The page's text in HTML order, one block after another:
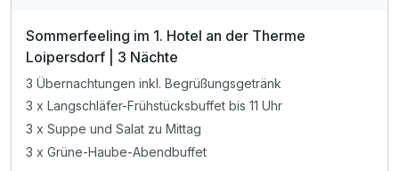
202
Sommerfeeling im 1. Hotel an der Therme
Loipersdorf | 3 Nächte
3 Übernachtungen inkl. Begrüßungsgetränk
3 x Langschläfer-Frühstücksbuffet bis 11 Uhr
3 x Suppe und Salat zu Mittag
3 x Grüne-Haube-Abendbuffet